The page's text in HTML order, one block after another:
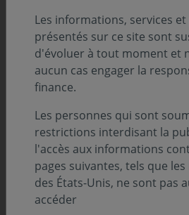
« Mon parcours au
Finance reflète une
de progression et de
Les informations, services
présentés sur ce site sont
d'évoluer à tout moment et
aucun cas engager la
finance.
Les personnes qui sont
restrictions interdisant la
l'accès aux informations
pages suivantes, tels que
des États-Unis, ne sont pas
accéder